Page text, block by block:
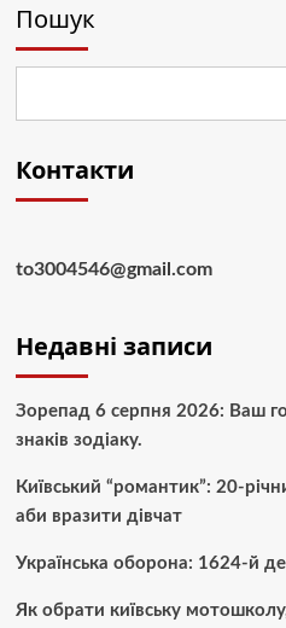
Пошук
Контакти
to3004546@gmail.com
Недавні записи
Зорепад 6 серпня 2026: Ваш
знаків зодіаку.
Київський “романтик”: 20-
аби вразити дівчат
Українська оборона: 1624-й
Як обрати київську